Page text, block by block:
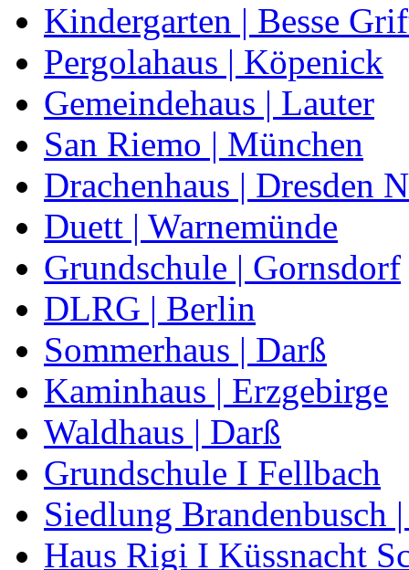
Kindergarten | Besse
Pergolahaus | Köpenick
Gemeindehaus | Lauter
San Riemo | München
Drachenhaus | Dresden
Duett | Warnemünde
Grundschule | Gornsdorf
DLRG | Berlin
Sommerhaus | Darß
Kaminhaus | Erzgebirge
Waldhaus | Darß
Grundschule I Fellbach
Siedlung Brandenbusch |
Haus Rigi I Küssnacht